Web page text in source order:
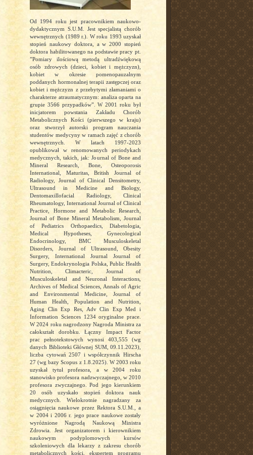
Od 1994 roku jest pracownikiem naukowo-
dydaktycznym S.U.M. Jest specjalistą chorób
wewnętrznych (1989 r.). W roku 1993 uzyskał
stopień naukowy doktora, a w 2000 stopień
doktora habilitowanego na podstawie pracy pt.
”Pomiary ilościową metodą ultradźwiękową
osób zdrowych (dzieci, kobiet i mężczyzn),
kobiet w okresie pomenopauzalnym
poddanych hormonalnej terapii zastępczej oraz
kobiet i mężczyzn z przebytymi złamaniami o
charakterze atraumatycznym: analiza oparta na
grupie 3566 przypadków”. W 2001 roku był
inicjatorem powstania Zakładu Chorób
Metabolicznych Kości (pierwszego w kraju)
oraz stworzył autorski program nauczania
studentów medycyny w ramach zajęć z chorób
wewnętrznych. W latach 1997-2023
opublikował w renomowanych periodykach
medycznych, takich, jak: Journal of Bone and
Mineral Research, Bone, Osteoporosis
International, Maturitas, British Journal of
Radiology, Journal of Clinical Densitometry,
Ultrasound in Medicine and Biology,
Dentomaxillofacial Radiology, Clinical
Rheumatology, International Journal of Clinical
Practice, Hormone and Metabolic Research,
Journal of Bone Mineral Metabolism, Journal
of Pediatrics Orthopaedics, Diabetologia,
Medical Hypotheses, Gynecological
Endocrinology, BMC Musculoskeletal
Disorders, Journal of Ultrasound, Obesity
Surgery, International Journal Journal of
Surgery, Endokrynologia Polska, Public Health
Nutrition, Climacteric, Journal of
Musculoskeletal and Neuronal Interactions,
Archives of Medical Sciences, Annals of Agric
and Environmental Medicine, Journal of
Human Health, Population and Nutrition,
Aging Clin Exp Res, Adv Clin Exp Med i
Information Sciences 1234 oryginalne prace.
W 2024 roku nagrodzony Nagroda Ministra za
całokształt dorobku. Łączny Impact Factor
prac pełnotekstowych wynosi 403,555 (wg
danych Biblioteki Głównej SUM, 09.11.2023),
liczba cytowań 2507 i współczynnik Hirscha
27 (wg bazy Scopus z 1.8.2025). W 2003 roku
uzyskał tytuł profesora, a w 2004 roku
stanowisko profesora nadzwyczajnego, w 2010
profesora zwyczajnego. Pod jego kierunkiem
20 osób uzyskało stopień doktora nauk
medycznych. Wielokrotnie nagradzany za
osiągnięcia naukowe przez Rektora S.U.M., a
w 2004 i 2006 r. jego prace naukowe zostały
wyróżnione Nagrodą Naukową Ministra
Zdrowia. Jest organizatorem i kierownikiem
naukowym podyplomowych kursów
szkoleniowych dla lekarzy z zakresu chorób
metabolicznych kości, ekspertem programu